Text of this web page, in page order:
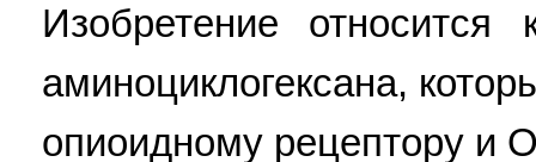
Изобретение
аминоциклогексана,
опиоидному рецептору и